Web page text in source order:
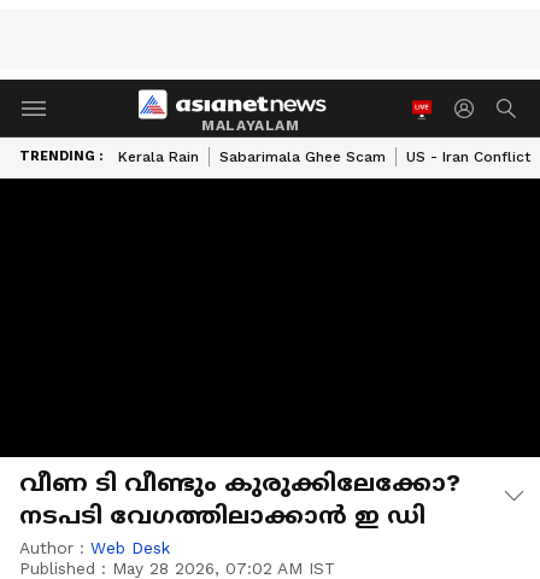
MALAYALAM
TRENDING : Kerala Rain Sabarimala Ghee Scam US - Iran Conflict
വീണ ടി വീണ്ടും കുരുക്കിലേക്കോ?
നടപടി വേഗത്തിലാക്കാൻ ഇ ഡി
Author : Web Desk
Published : May 28 2026, 07:02 AM IST